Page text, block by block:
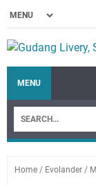
MENU
Home / Evolander /